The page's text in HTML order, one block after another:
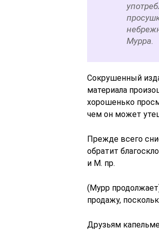
Мурра.
Сокрушенный
материала
хорошенько
чем он может
Прежде всего
обратит
и М. пр.
(Мурр
продажу,
Друзьям